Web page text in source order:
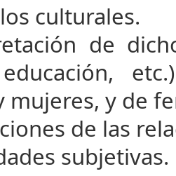
culturales.
de
mujeres, y de
de las
subjetivas.